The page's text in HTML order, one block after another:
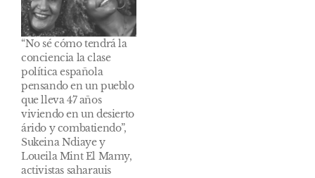
“No sé cómo tendrá la
conciencia la clase
política española
pensando en un pueblo
que lleva 47 años
viviendo en un desierto
árido y combatiendo”,
Sukeina Ndiaye y
Loueila Mint El Mamy,
activistas saharauis